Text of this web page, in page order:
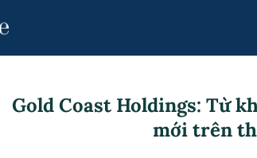
Gold Coast Holdings: Từ
mới trên